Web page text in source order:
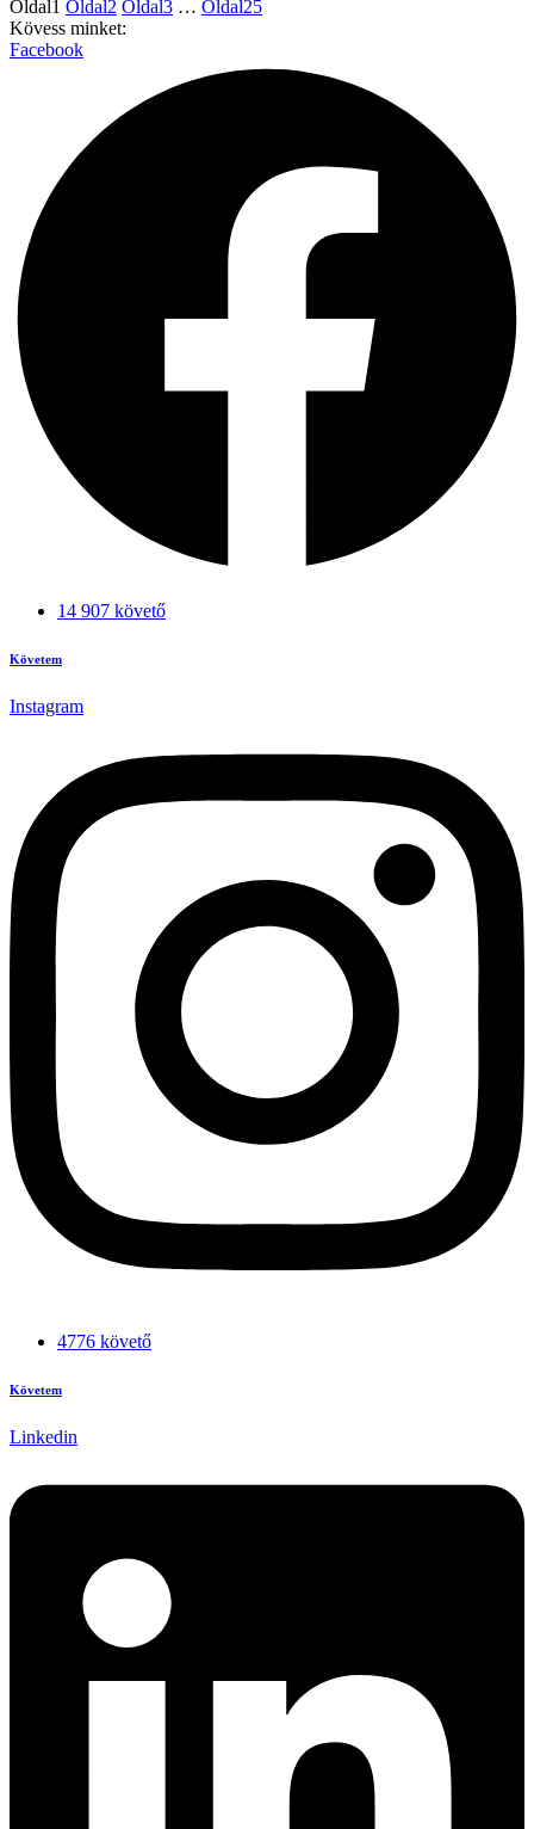
Oldal1 Oldal2 Oldal3 … Oldal25
Kövess minket:
Facebook
14 907 követő
Követem
Instagram
4776 követő
Követem
Linkedin